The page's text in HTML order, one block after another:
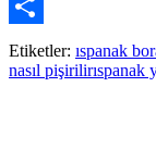
Pinterest
Paylaş
Etiketler: ıspanak
nasıl pişirilirıspanak